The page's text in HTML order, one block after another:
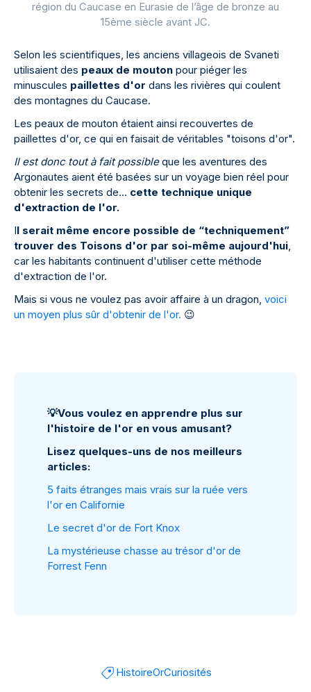
région du Caucase en Eurasie de l’âge de bronze au
15ème siècle avant JC.
Selon les scientifiques, les anciens villageois de Svaneti
utilisaient des peaux de mouton pour piéger les
minuscules paillettes d'or dans les rivières qui coulent
des montagnes du Caucase.
Les peaux de mouton étaient ainsi recouvertes de
paillettes d'or, ce qui en faisait de véritables "toisons d'or".
Il est donc tout à fait possibleque les aventures des
Argonautes aient été basées sur un voyage bien réel pour
obtenir les secrets de... cette technique unique
d'extraction de l'or.
Il serait même encore possible de “techniquement”
trouver des Toisons d'or par soi-même aujourd'hui
car les habitants continuent d'utiliser cette méthode
d'extraction de l'or.
Mais si vous ne voulez pas avoir affaire à un dragon, voici
un moyen plus sûr d'obtenir de l'or. 😉
💡Vous voulez en apprendre plus sur
l'histoire de l'or en vous amusant?
Lisez quelques-uns de nos meilleurs
articles:
5 faits étranges mais vrais sur la ruée vers
l'or en Californie
Le secret d'or de Fort Knox
La mystérieuse chasse au trésor d'or de
Forrest Fenn
HistoireOrCuriosités